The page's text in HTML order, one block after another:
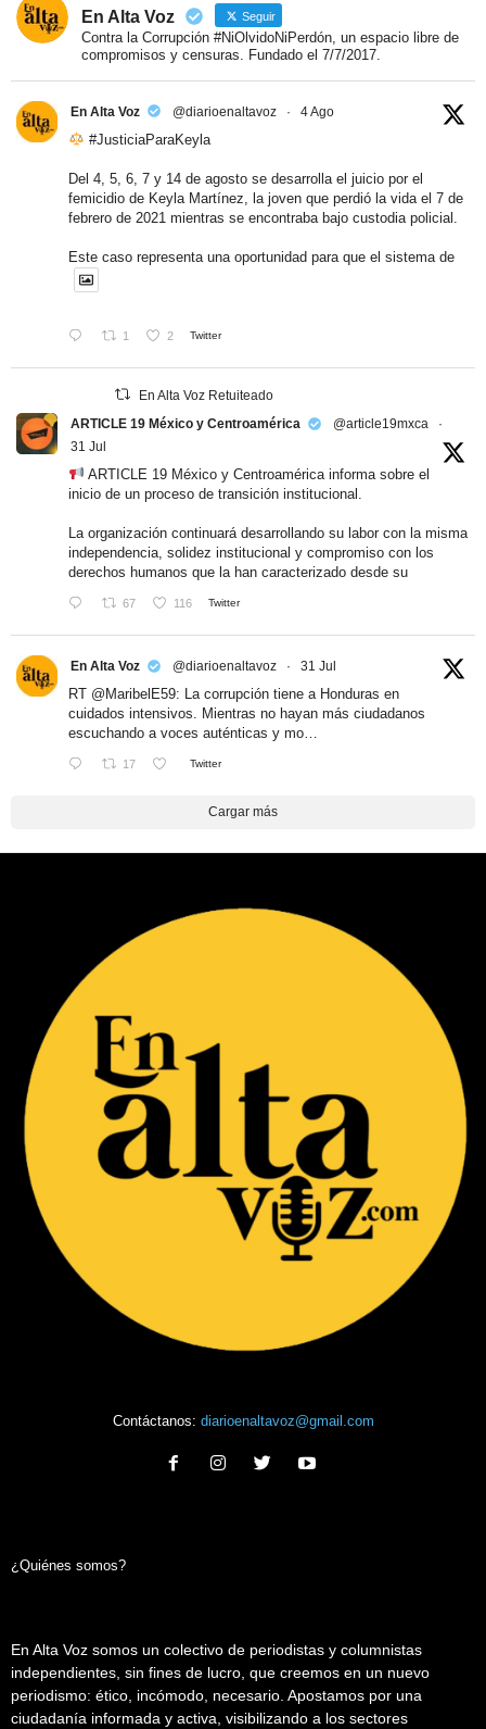
En Alta Voz Seguir
Contra la Corrupción #NiOlvidoNiPerdón, un espacio libre de
compromisos y censuras. Fundado el 7/7/2017.
En Alta Voz @diarioenaltavoz · 4 Ago
#JusticiaParaKeyla
Del 4, 5, 6, 7 y 14 de agosto se desarrolla el juicio por el
femicidio de Keyla Martínez, la joven que perdió la vida el 7 de
febrero de 2021 mientras se encontraba bajo custodia policial.
Este caso representa una oportunidad para que el sistema de
1 2 Twitter
En Alta Voz Retuiteado
ARTICLE 19 México y Centroamérica
@article19mxca
·
31 Jul
ARTICLE 19 México y Centroamérica informa sobre el
inicio de un proceso de transición institucional.
La organización continuará desarrollando su labor con la misma
independencia, solidez institucional y compromiso con los
derechos humanos que la han caracterizado desde su
67 116 Twitter
En Alta Voz @diarioenaltavoz · 31 Jul
RT @MaribelE59: La corrupción tiene a Honduras en
cuidados intensivos. Mientras no hayan más ciudadanos
escuchando a voces auténticas y mo…
17 Twitter
Cargar más
Contáctanos: diarioenaltavoz@gmail.com
¿Quiénes somos?
En Alta Voz somos un colectivo de periodistas y columnistas
independientes, sin fines de lucro, que creemos en un nuevo
periodismo: ético, incómodo, necesario. Apostamos por una
ciudadanía informada y activa, visibilizando a los sectores